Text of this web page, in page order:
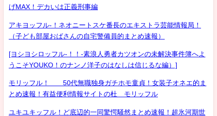
げMAX！デカいは正義刑事編
アキヨッフル-！ネオニートスケ番長のエキストラ芸能情報局！
（子ども部屋おばさんの自宅警備員的まとめ速報）
[ヨシヨシロッフル-！！-素浪人勇者カツオンの未解決事件簿へよ
うこそYOUKO！のナンノ洋子のはなしは信じるな編）]
モリッフル！ 50代無職独身ガチホモ童貞！女装子オネエ的ま
とめ速報！有益便利情報サイトの杜 モリッフル
ユキユキッフル！ど底辺的一同驚愕騒然まとめ速報！超氷河期世